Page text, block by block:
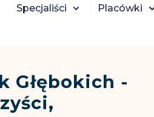
Specjaliści Placówki
Głębokich -